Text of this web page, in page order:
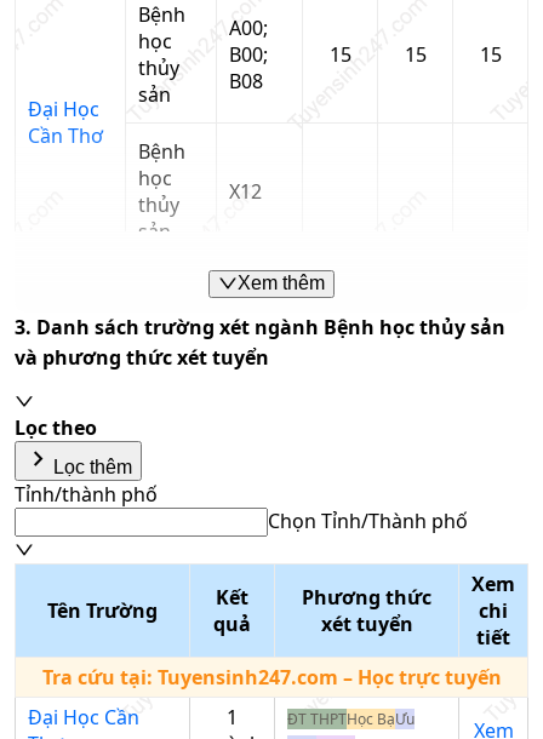
Đại Học
Cần Thơ
Bệnh
học
thủy
sản
A00;
B00;
B08
15 15 15
Bệnh
học
thủy
sản
X12
Trường
Đại Học
Nông
Lâm Huế
học
thủy
A00;
B00;
B03;
D01;
15 15 15
Bệnh
học
thủy
sản
Ghi chú: Dữ liệu điểm chuẩn là xét tuyển bằng phương thức
tốt nghiệp THPT
Xem thêm
3. Danh sách trường xét ngành Bệnh học thủy sản
và phương thức xét tuyển
Lọc theo
keyboard_arrow_right Lọc thêm
Tỉnh/thành phố
Chọn Tỉnh/Thành phố
Nhập tên tổ hợp/mã tổ hợp
Phương thức xét tuyển
Chọn phương thức xét
tuyển
Tên Trường
Kết
quả
Phương thức
xét tuyển
Xem
chi
tiết
Tra cứu tại: Tuyensinh247.com – Học trực tuyến
Đại Học Cần
1
ĐT THPTHọc BạƯu
Xem